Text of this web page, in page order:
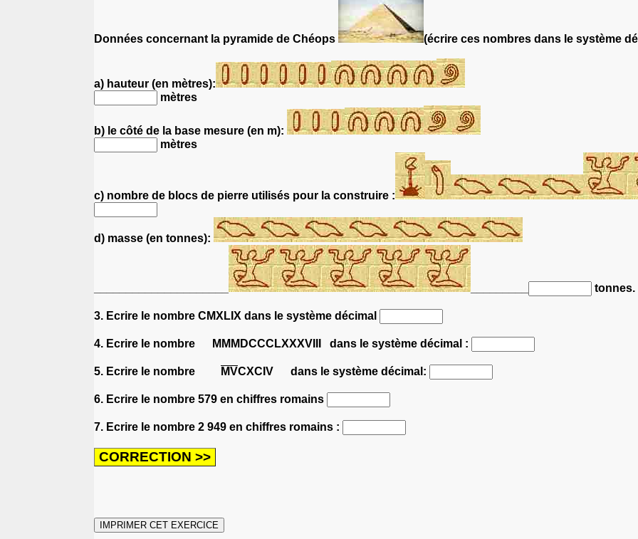
Données concernant la pyramide de Chéops (écrire ces nombres dans le système
a) hauteur (en mètres):
mètres
b) le côté de la base mesure (en m):
mètres
c) nombre de blocs de pierre utilisés pour la construire :
d) masse (en tonnes):
tonnes.
3. Ecrire le nombre CMXLIX dans le système décimal
4. Ecrire le nombre MMMDCCCLXXXVIII dans le système décimal :
5. Ecrire le nombre MVCXCIV dans le système décimal:
6. Ecrire le nombre 579 en chiffres romains
7. Ecrire le nombre 2 949 en chiffres romains :